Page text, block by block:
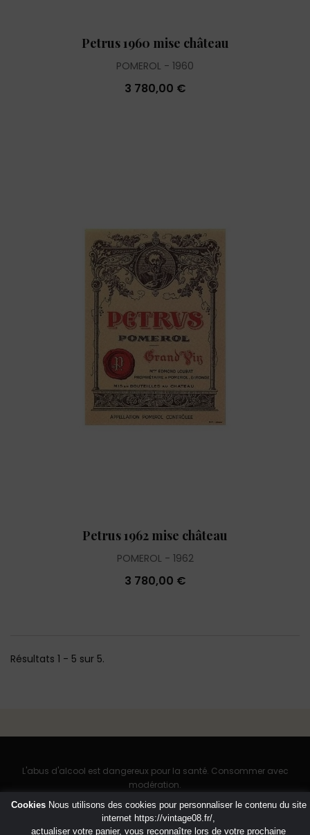
Petrus 1960 mise château
POMEROL 1960
3 780,00 €
Petrus 1962 mise château
POMEROL 1962
3 780,00 €
Résultats 1 - 5 sur 5.
CookiesNous utilisons des cookies pour personnaliser le contenu du site
internet https://vintage08.fr/,
actualiser votre panier, vous reconnaître lors de votre prochaine
L'abus d'alcool est dangereux pour la santé. Consommer avec
modération.